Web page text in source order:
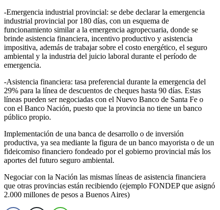
-Emergencia industrial provincial: se debe declarar la emergencia
industrial provincial por 180 días, con un esquema de
funcionamiento similar a la emergencia agropecuaria, donde se
brinde asistencia financiera, incentivo productivo y asistencia
impositiva, además de trabajar sobre el costo energético, el seguro
ambiental y la industria del juicio laboral durante el período de
emergencia.
-Asistencia financiera: tasa preferencial durante la emergencia del
29% para la línea de descuentos de cheques hasta 90 días. Estas
líneas pueden ser negociadas con el Nuevo Banco de Santa Fe o
con el Banco Nación, puesto que la provincia no tiene un banco
público propio.
Implementación de una banca de desarrollo o de inversión
productiva, ya sea mediante la figura de un banco mayorista o de un
fideicomiso financiero fondeado por el gobierno provincial más los
aportes del futuro seguro ambiental.
Negociar con la Nación las mismas líneas de asistencia financiera
que otras provincias están recibiendo (ejemplo FONDEP que asignó
2.000 millones de pesos a Buenos Aires)